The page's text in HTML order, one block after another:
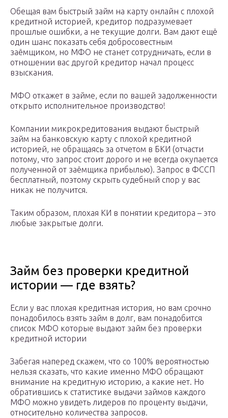
Обещая вам быстрый займ на карту онлайн с плохой
кредитной историей, кредитор подразумевает
прошлые ошибки, а не текущие долги. Вам дают ещё
один шанс показать себя добросовестным
заёмщиком, но МФО не станет сотрудничать, если в
отношении вас другой кредитор начал процесс
взыскания.
МФО откажет в займе, если по вашей задолженности
открыто исполнительное производство!
Компании микрокредитования выдают быстрый
займ на банковскую карту с плохой кредитной
историей, не обращаясь за отчетом в БКИ (отчасти
потому, что запрос стоит дорого и не всегда окупается
полученной от заёмщика прибылью). Запрос в ФССП
бесплатный, поэтому скрыть судебный спор у вас
никак не получится.
Таким образом, плохая КИ в понятии кредитора – это
любые закрытые долги.
Займ без проверки кредитной
истории — где взять?
Если у вас плохая кредитная история, но вам срочно
понадобилось взять займ в долг, вам понадобится
список МФО которые выдают займ без проверки
кредитной истории
Забегая наперед скажем, что со 100% вероятностью
нельзя сказать, что какие именно МФО обращают
внимание на кредитную историю, а какие нет. Но
обратившись к статистике выдачи займов каждого
МФО можно увидеть лидеров по проценту выдачи,
относительно количества запросов.